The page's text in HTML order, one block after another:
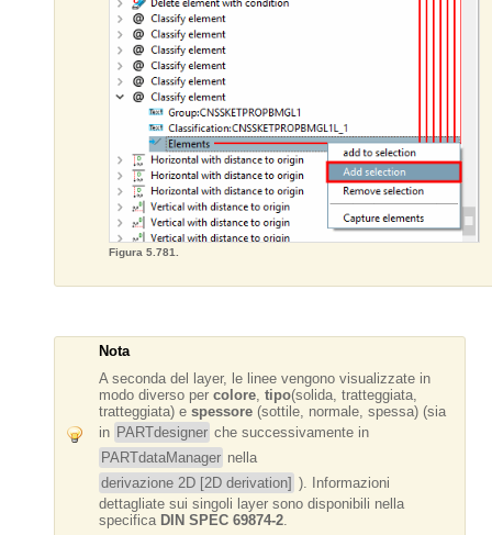
Figura 5.781.
Nota
A seconda del layer, le linee vengono visualizzate in
modo diverso per colore, tipo(solida, tratteggiata,
tratteggiata) e spessore (sottile, normale, spessa) (sia
in PARTdesigner che successivamente in
PARTdataManager nella
derivazione 2D [2D derivation] ). Informazioni
dettagliate sui singoli layer sono disponibili nella
specifica DIN SPEC 69874-2.